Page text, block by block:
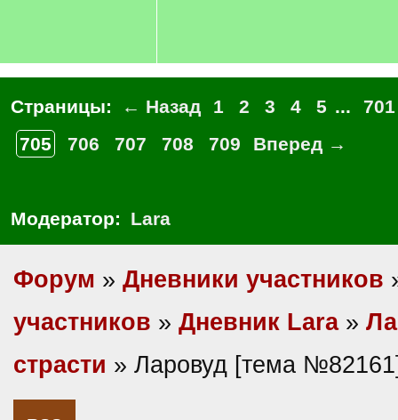
Страницы: ← Назад 1 2 3 4 5 ...
701
705
706 707 708 709 Вперед →
Модератор: Lara
Форум » Дневники участников
участников » Дневник Lara»
страсти » Ларовуд [тема